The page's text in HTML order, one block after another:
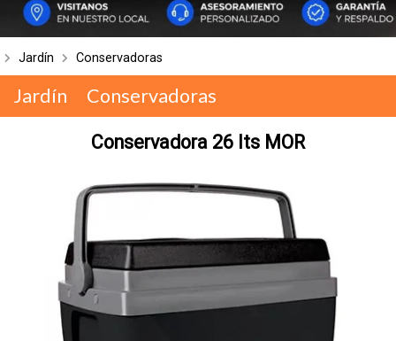
Jardín Conservadoras
Jardín Conservadoras
Conservadora 26 lts MOR